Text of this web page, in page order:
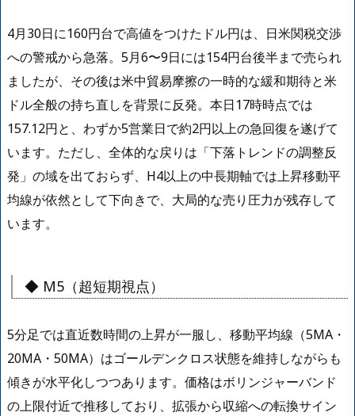
4月30日に160円台で高値をつけたドル円は、日米関税交渉
への警戒から急落。5月6〜9日には154円台後半まで売られ
ましたが、その後は米中貿易摩擦の一時的な緩和期待と米
ドル全般の持ち直しを背景に反発。本日17時時点では
157.12円と、わずか5営業日で約2円以上の急回復を遂げて
います。ただし、全体的な戻りは「下落トレンドの調整反
発」の域を出ておらず、H4以上の中長期軸では上昇移動平
均線が依然として下向きで、大局的な売り圧力が残存して
います。
◆ M5（超短期視点）
5分足では直近数時間の上昇が一服し、移動平均線（5MA・
20MA・50MA）はゴールデンクロス状態を維持しながらも
傾きが水平化しつつあります。価格はボリンジャーバンド
の上限付近で推移しており、拡張から収縮への転換サイン